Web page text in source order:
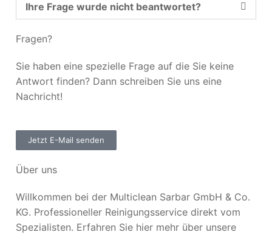
Ihre Frage wurde nicht beantwortet?
Fragen?
Sie haben eine spezielle Frage auf die Sie keine
Antwort finden? Dann schreiben Sie uns eine
Nachricht!
Jetzt E-Mail senden
Über uns
Willkommen bei der Multiclean Sarbar GmbH & Co.
KG. Professioneller Reinigungsservice direkt vom
Spezialisten. Erfahren Sie hier mehr über unsere